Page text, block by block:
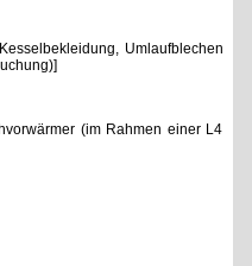
Umlaufblechen
(im Rahmen einer L4